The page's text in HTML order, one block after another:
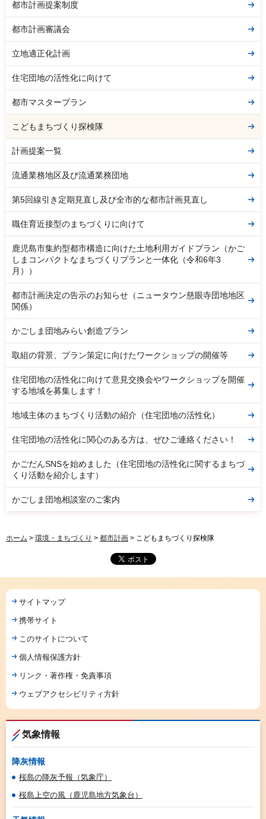
都市計画提案制度
都市計画審議会
立地適正化計画
住宅団地の活性化に向けて
都市マスタープラン
こどもまちづくり探検隊
計画提案一覧
流通業務地区及び流通業務団地
第5回線引き定期見直し及び全市的な都市計画見直し
職住育近接型のまちづくりに向けて
鹿児島市集約型都市構造に向けた土地利用ガイドプラン（かご
しまコンパクトなまちづくりプランと一体化（令和6年3
月））
都市計画決定の告示のお知らせ（ニュータウン慈眼寺団地地区
関係）
かごしま団地みらい創造プラン
取組の背景、プラン策定に向けたワークショップの開催等
住宅団地の活性化に向けて意見交換会やワークショップを開催
する地域を募集します！
地域主体のまちづくり活動の紹介（住宅団地の活性化）
住宅団地の活性化に関心のある方は、ぜひご連絡ください！
かごだんSNSを始めました（住宅団地の活性化に関するまちづ
くり活動を紹介します）
かごしま団地相談室のご案内
ホーム > 環境・まちづくり > 都市計画 > こどもまちづくり探検隊
サイトマップ
携帯サイト
このサイトについて
個人情報保護方針
リンク・著作権・免責事項
ウェブアクセシビリティ方針
気象情報
降灰情報
桜島の降灰予報（気象庁）
桜島上空の風（鹿児島地方気象台）